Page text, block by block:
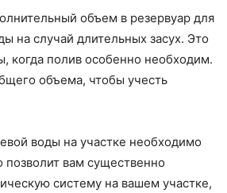
объем в резервуар для
на случай длительных засух. Это
когда полив особенно необходим.
объема, чтобы учесть
воды на участке необходимо
позволит вам существенно
систему на вашем участке,